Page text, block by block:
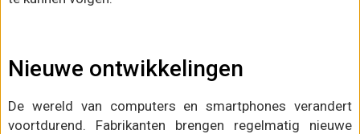
Nieuwe ontwikkelingen
De wereld van computers en smartphones verandert
voortdurend. Fabrikanten brengen regelmatig nieuwe